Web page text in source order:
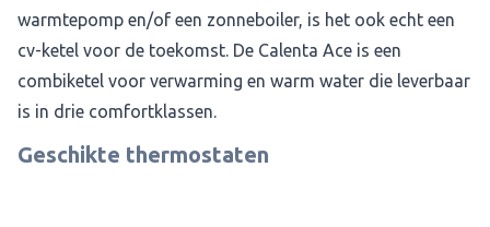
warmtepomp en/of een zonneboiler, is het ook echt een
cv-ketel voor de toekomst. De Calenta Ace is een
combiketel voor verwarming en warm water die leverbaar
is in drie comfortklassen.
Geschikte thermostaten